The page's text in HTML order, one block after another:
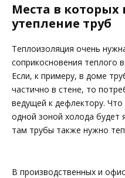
Места в которых
утепление труб
Теплоизоляция очень
соприкосновения теплого
Если, к примеру, в доме
частично в стене, то
ведущей к дефлектору.
одной зоной холода будет
там трубы также нужно
В производственных и